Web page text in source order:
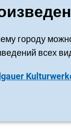
городу
всех